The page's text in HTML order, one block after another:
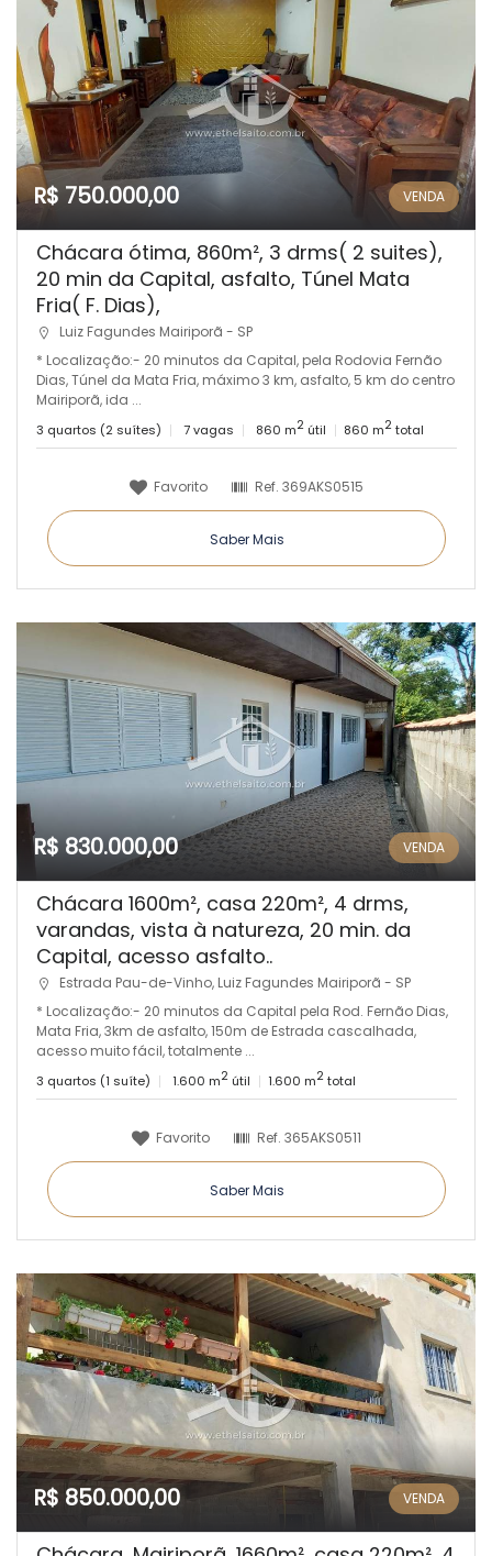
R$ 750.000,00 VENDA
Chácara ótima, 860m², 3 drms( 2 suites),
20 min da Capital, asfalto, Túnel Mata
Fria( F. Dias),
Luiz Fagundes Mairiporã - SP
* Localização:- 20 minutos da Capital, pela Rodovia Fernão
Dias, Túnel da Mata Fria, máximo 3 km, asfalto, 5 km do centro
Mairiporã, ida ...
3 quartos (2 suítes) 7 vagas 860 m2 útil 860 m2total
Favorito Ref. 369AKS0515
Saber Mais
R$ 830.000,00 VENDA
Chácara 1600m², casa 220m², 4 drms,
varandas, vista à natureza, 20 min. da
Capital, acesso asfalto..
Estrada Pau-de-Vinho, Luiz Fagundes Mairiporã - SP
* Localização:- 20 minutos da Capital pela Rod. Fernão Dias,
Mata Fria, 3km de asfalto, 150m de Estrada cascalhada,
acesso muito fácil, totalmente ...
3 quartos (1 suíte) 1.600 m2 útil 1.600 m2total
Favorito Ref. 365AKS0511
Saber Mais
R$ 850.000,00 VENDA